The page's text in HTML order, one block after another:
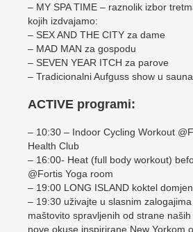
– MY SPA TIME – raznolik izbor
kojih izdvajamo:
– SEX AND THE CITY za dame
– MAD MAN za gospodu
– SEVEN YEAR ITCH za parove
– Tradicionalni Aufguss show u
ACTIVE programi:
– 10:30 – Indoor Cycling Workout
Health Club
– 16:00- Heat (full body workout)
@Fortis Yoga room
– 19:00 LONG ISLAND koktel
– 19:30 uživajte u slasnim
maštovito spravljenih od strane
nove okuse inspirirane New Yorkom